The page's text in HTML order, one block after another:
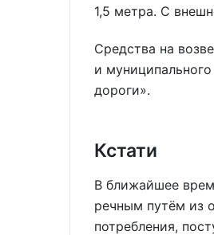
1,5 метра. С
Средства на
и
дороги».
Кстати
В ближайшее
речным путём из
потребления,